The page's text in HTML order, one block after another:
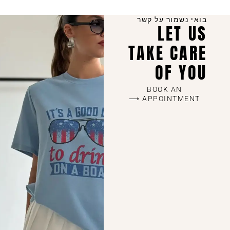
איכות ללא פשרות ושירות מכל הלב – זה מה שהופך אותנו
לבחירה של מאות לקוחות מרוצות שחוזרות שוב ושוב.
בואי נשמור על קשר
LET US
TAKE CARE
OF YOU
BOOK AN
APPOINTMENT ⟶